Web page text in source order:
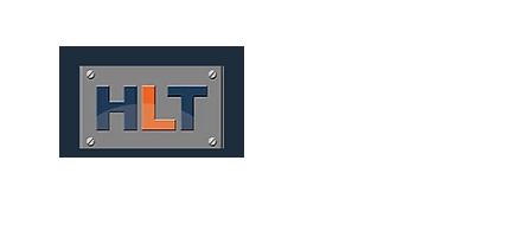
HOME QUEM SOMOS